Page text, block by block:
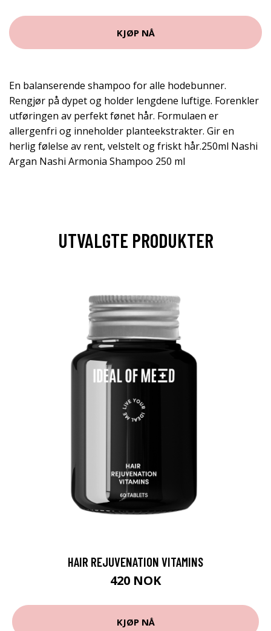
KJØP NÅ
En balanserende shampoo for alle hodebunner.
Rengjør på dypet og holder lengdene luftige. Forenkler
utføringen av perfekt fønet hår. Formulaen er
allergenfri og inneholder planteekstrakter. Gir en
herlig følelse av rent, velstelt og friskt hår.250ml Nashi
Argan Nashi Armonia Shampoo 250 ml
UTVALGTE PRODUKTER
HAIR REJUVENATION VITAMINS
420 NOK
KJØP NÅ